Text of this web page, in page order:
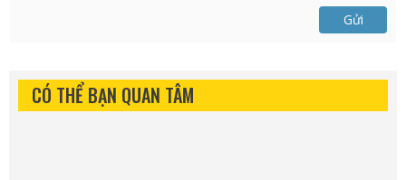
Gửi
CÓ THỂ BẠN QUAN TÂM